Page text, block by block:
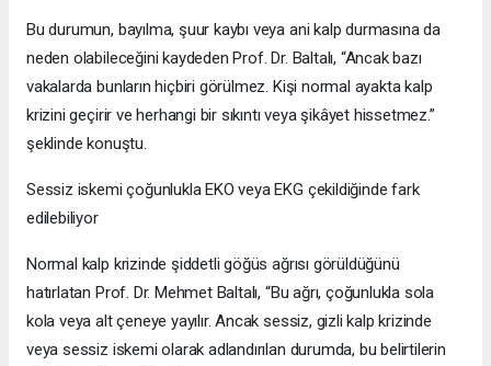
Bu durumun, bayılma, şuur kaybı veya ani kalp durmasına da
neden olabileceğini kaydeden Prof. Dr. Baltalı, “Ancak bazı
vakalarda bunların hiçbiri görülmez. Kişi normal ayakta kalp
krizini geçirir ve herhangi bir sıkıntı veya şikâyet hissetmez.”
şeklinde konuştu.
Sessiz iskemi çoğunlukla EKO veya EKG çekildiğinde fark
edilebiliyor
Normal kalp krizinde şiddetli göğüs ağrısı görüldüğünü
hatırlatan Prof. Dr. Mehmet Baltalı, “Bu ağrı, çoğunlukla sola
kola veya alt çeneye yayılır. Ancak sessiz, gizli kalp krizinde
veya sessiz iskemi olarak adlandırılan durumda, bu belirtilerin